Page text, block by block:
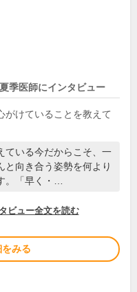
季医師にインタビュー
がけていることを教えて
ている今だからこそ、一
と向き合う姿勢を何より
。「早く・…
ビュー全文を読む
みる